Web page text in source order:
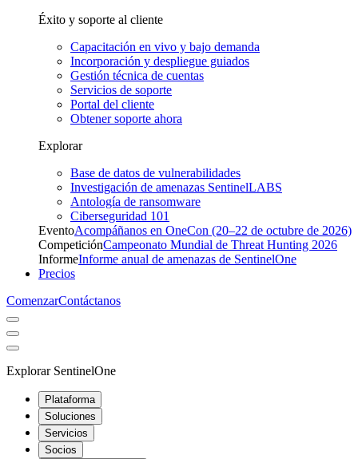
Éxito y soporte al cliente
Capacitación en vivo y bajo demanda
Incorporación y despliegue guiados
Gestión técnica de cuentas
Servicios de soporte
Portal del cliente
Obtener soporte ahora
Explorar
Base de datos de vulnerabilidades
Investigación de amenazas SentinelLABS
Antología de ransomware
Ciberseguridad 101
EventoAcompáñanos en OneCon (20–22 de octubre de 2026)
CompeticiónCampeonato Mundial de Threat Hunting 2026
InformeInforme anual de amenazas de SentinelOne
Precios
ComenzarContáctanos
Explorar SentinelOne
Plataforma
Soluciones
Servicios
Socios